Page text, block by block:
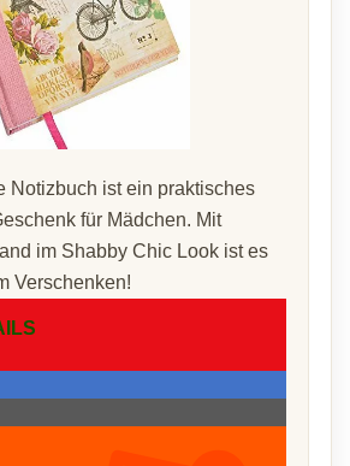
Notizbuch ist ein praktisches
für Mädchen. Mit
im Shabby Chic Look ist es
Verschenken!